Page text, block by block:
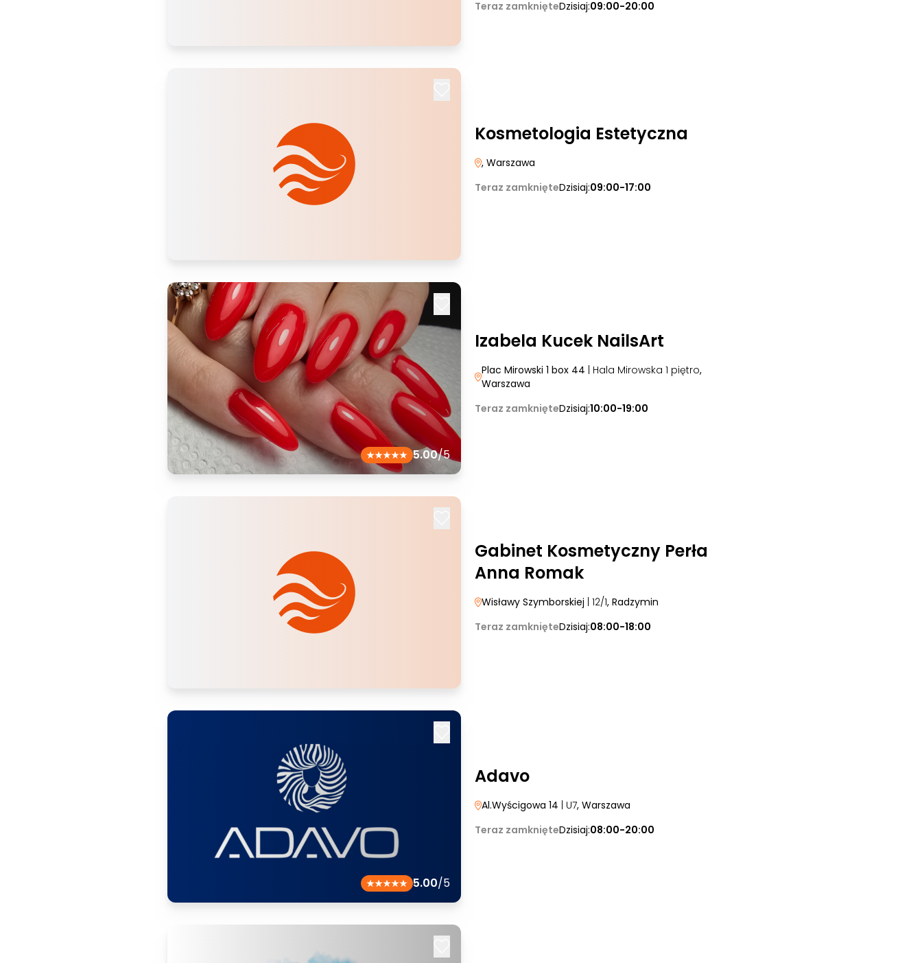
Teraz zamknięteDzisiaj:09:00-20:00
Kosmetologia Estetyczna
, Warszawa
Teraz zamknięteDzisiaj:09:00-17:00
5.00/5
Izabela Kucek NailsArt
Plac Mirowski 1 box 44 | Hala Mirowska 1 piętro,
Warszawa
Teraz zamknięteDzisiaj:10:00-19:00
Gabinet Kosmetyczny Perła
Anna Romak
Wisławy Szymborskiej | 12/1, Radzymin
Teraz zamknięteDzisiaj:08:00-18:00
5.00/5
Adavo
Al.Wyścigowa 14 | U7, Warszawa
Teraz zamknięteDzisiaj:08:00-20:00